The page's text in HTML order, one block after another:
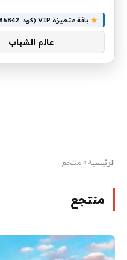
الرئيسية » منتجع
منتجع
باقة متميزة VIP (كود: AA86842):
عالم الشباب